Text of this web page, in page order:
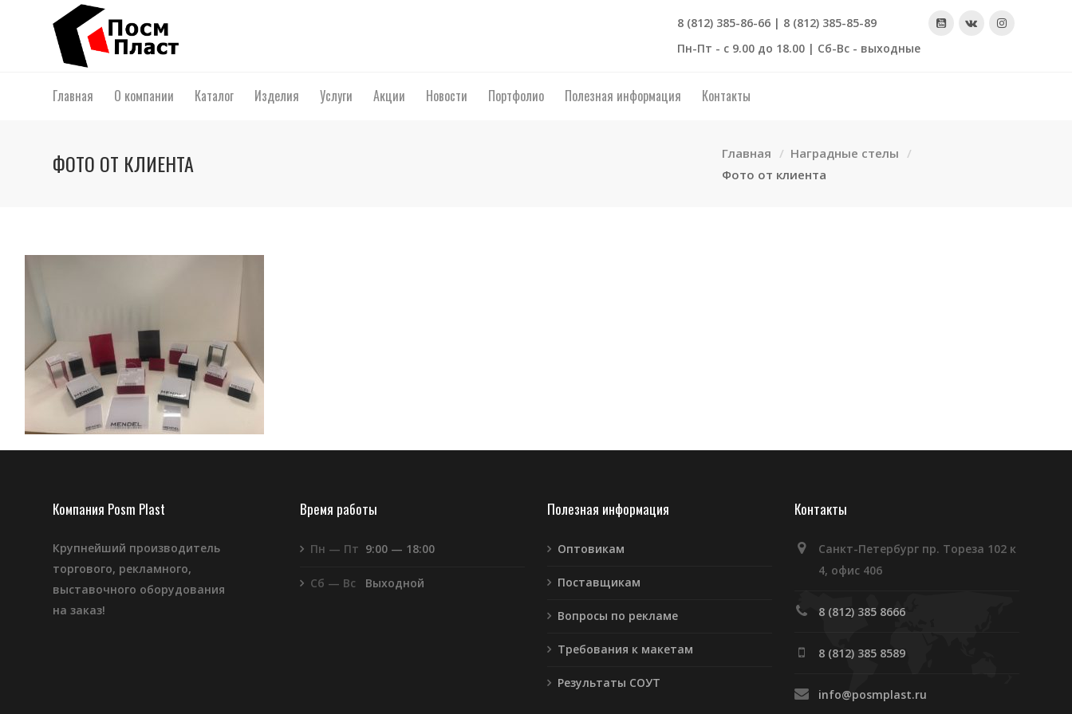
8 (812) 385-86-66 | 8 (812) 385-85-89
Пн-Пт - с 9.00 до 18.00 | Сб-Вс - выходные
Главная О компании Каталог Изделия Услуги Акции Новости Портфолио Полезная информация Контакты
ФОТО ОТ КЛИЕНТА Главная
Наградные стелы
Фото от клиента
Компания Posm Plast
Крупнейший производитель
торгового, рекламного,
выставочного оборудования
на заказ!
Время работы
Пн — Пт 9:00 — 18:00
Сб — Вс Выходной
Полезная информация
Оптовикам
Поставщикам
Вопросы по рекламе
Требования к макетам
Результаты СОУТ
Контакты
Санкт-Петербург пр. Тореза 102 к
4, офис 406
8 (812) 385 8666
8 (812) 385 8589
info@posmplast.ru